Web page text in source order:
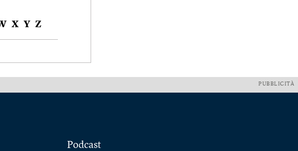
X Y Z
PUBBLICITÀ
Podcast